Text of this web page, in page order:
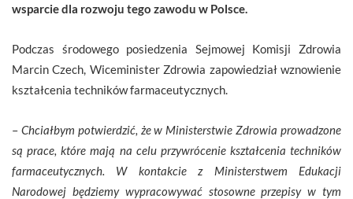
wsparcie dla rozwoju tego zawodu w Polsce.
Podczas środowego posiedzenia Sejmowej Komisji Zdrowia
Marcin Czech, Wiceminister Zdrowia zapowiedział wznowienie
kształcenia techników farmaceutycznych.
– Chciałbym potwierdzić, że w Ministerstwie Zdrowia prowadzone
są prace, które mają na celu przywrócenie kształcenia techników
farmaceutycznych. W kontakcie z Ministerstwem Edukacji
Narodowej będziemy wypracowywać stosowne przepisy w tym